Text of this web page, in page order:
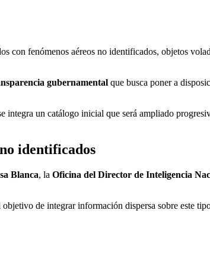
con fenómenos aéreos no identificados, objetos
gubernamental que busca poner a
un catálogo inicial que será ampliado
identificados
Blanca, la Oficina del Director de Inteligencia
de integrar información dispersa sobre este